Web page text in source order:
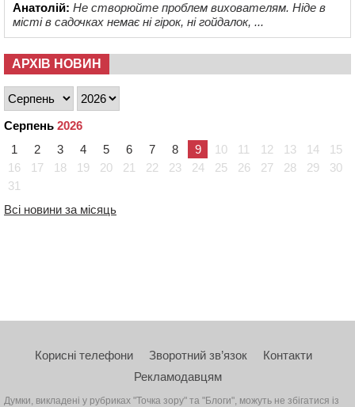
Анатолій: Не створюйте проблем вихователям. Ніде в
місті в садочках немає ні гірок, ні гойдалок, ...
АРХІВ НОВИН
Серпень 2026
1
2 3 4 5 6 7 8 9 10 11 12 13 14
15
16
17 18 19 20 21 22 23 24 25 26 27 28 29
30
31
Всі новини за місяць
Корисні телефони Зворотний зв’язок
Контакти
Рекламодавцям
Думки, викладені у рубриках "Точка зору" та "Блоги", можуть не збігатися із